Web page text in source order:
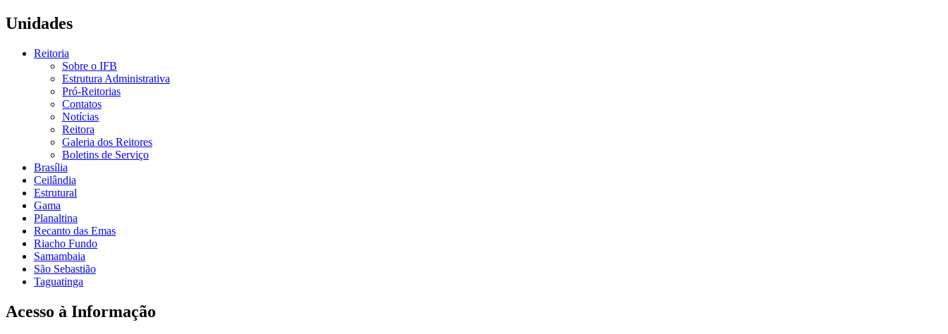
Unidades
Reitoria
Sobre o IFB
Estrutura Administrativa
Pró-Reitorias
Contatos
Notícias
Reitora
Galeria dos Reitores
Boletins de Serviço
Brasília
Ceilândia
Estrutural
Gama
Planaltina
Recanto das Emas
Riacho Fundo
Samambaia
São Sebastião
Taguatinga
Acesso à Informação